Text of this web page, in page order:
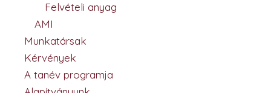
Felvételi anyag
AMI
Munkatársak
Kérvények
A tanév programja